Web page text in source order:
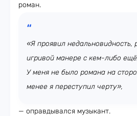
роман.
«Я проявил недальновидность,
игривой манере с кем-либо
У меня не было романа на
менее я переступил черту»,
— оправдывался музыкант.